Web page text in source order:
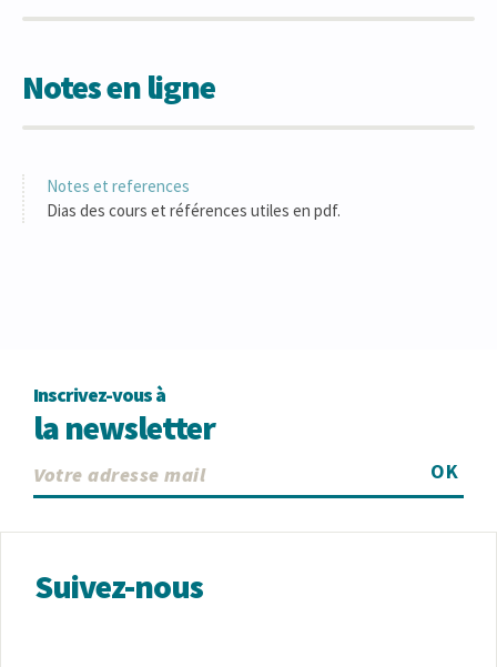
Notes en ligne
Notes et references
Dias des cours et références utiles en pdf.
Inscrivez-vous à
la newsletter
OK
Suivez-nous